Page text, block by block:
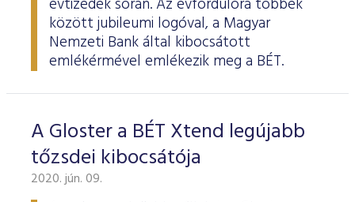
évtizedek során. Az évfordulóra többek
között jubileumi logóval, a Magyar
Nemzeti Bank által kibocsátott
emlékérmével emlékezik meg a BÉT.
A Gloster a BÉT Xtend legújabb
tőzsdei kibocsátója
2020. jún. 09.